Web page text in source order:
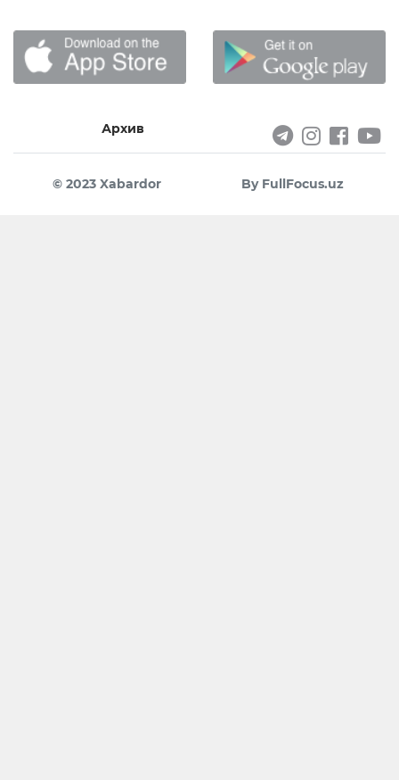
Архив
© 2023 Xabardor By FullFocus.uz